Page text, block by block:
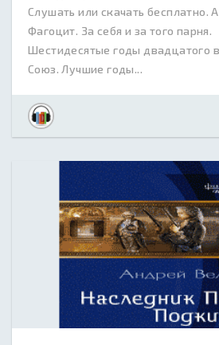
Слушать или скачать бесплатно.
Фагоцит. За себя и за того парня.
Шестидесятые годы двадцатого
Союз. Лучшие годы...